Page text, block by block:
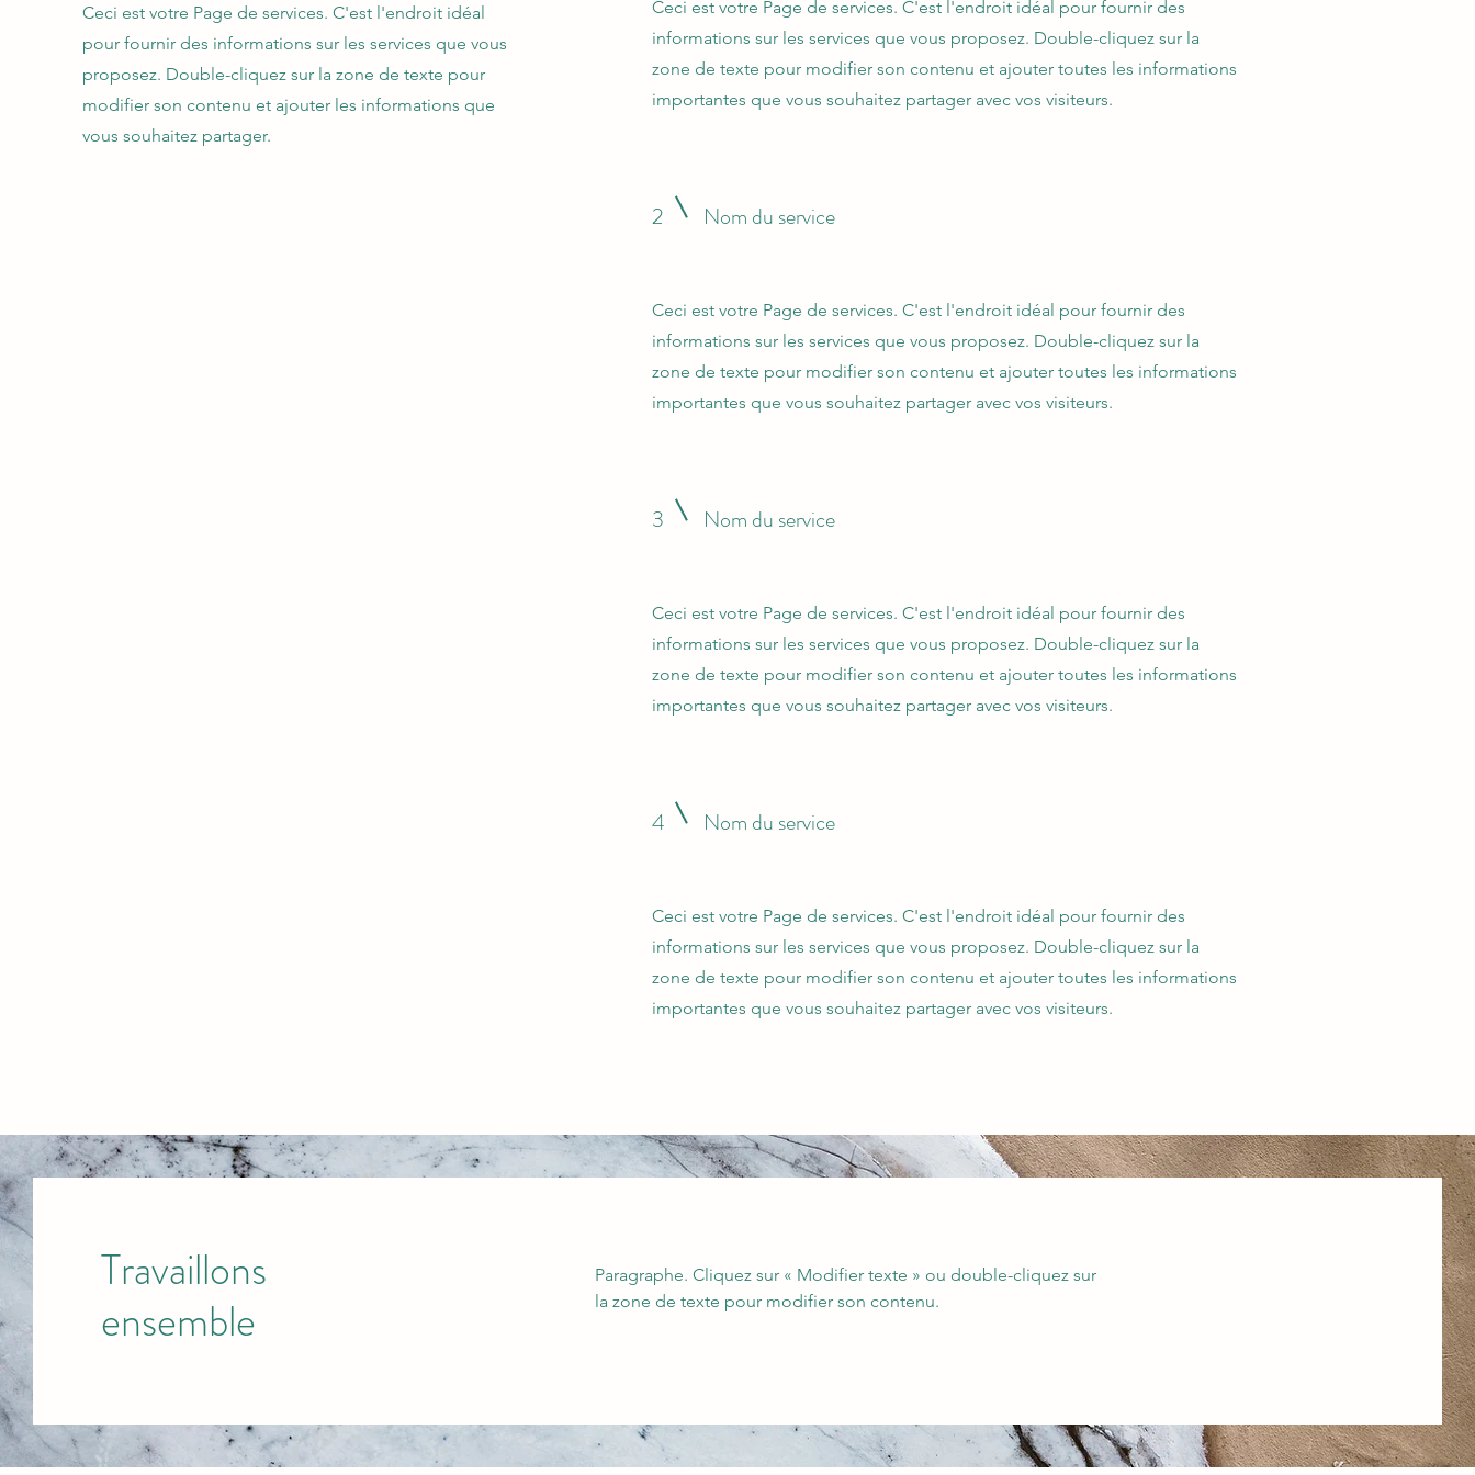
Ceci est votre Page de services. C'est l'endroit idéal
pour fournir des informations sur les services que vous
proposez. Double-cliquez sur la zone de texte pour
modifier son contenu et ajouter les informations que
vous souhaitez partager.
Ceci est votre Page de services. C'est l'endroit idéal pour fournir des
informations sur les services que vous proposez. Double-cliquez sur la
zone de texte pour modifier son contenu et ajouter toutes les informations
importantes que vous souhaitez partager avec vos visiteurs.
2 Nom du service
Ceci est votre Page de services. C'est l'endroit idéal pour fournir des
informations sur les services que vous proposez. Double-cliquez sur la
zone de texte pour modifier son contenu et ajouter toutes les informations
importantes que vous souhaitez partager avec vos visiteurs.
3 Nom du service
Ceci est votre Page de services. C'est l'endroit idéal pour fournir des
informations sur les services que vous proposez. Double-cliquez sur la
zone de texte pour modifier son contenu et ajouter toutes les informations
importantes que vous souhaitez partager avec vos visiteurs.
4 Nom du service
Ceci est votre Page de services. C'est l'endroit idéal pour fournir des
informations sur les services que vous proposez. Double-cliquez sur la
zone de texte pour modifier son contenu et ajouter toutes les informations
importantes que vous souhaitez partager avec vos visiteurs.
Travaillons
ensemble
Paragraphe. Cliquez sur « Modifier texte » ou double-cliquez sur
la zone de texte pour modifier son contenu.